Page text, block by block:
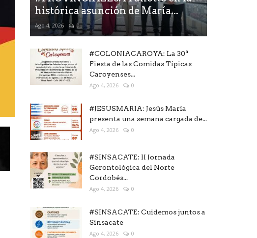
histórica asunción de María...
Ago 4, 2026 0
#COLONIACAROYA: La 30ª
Fiesta de las Comidas Típicas
Caroyenses...
Ago 4, 2026 0
#JESUSMARIA: Jesús María
presenta una semana cargada de...
Ago 4, 2026 0
#SINSACATE: II Jornada
Gerontológica del Norte
Cordobés...
Ago 4, 2026 0
#SINSACATE: Cuidemos juntos a
Sinsacate
Ago 4, 2026 0